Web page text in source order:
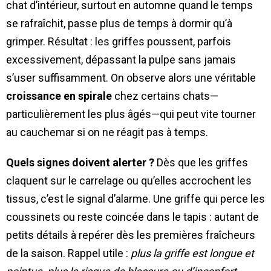
chat d’intérieur, surtout en automne quand le temps
se rafraîchit, passe plus de temps à dormir qu’à
grimper. Résultat : les griffes poussent, parfois
excessivement, dépassant la pulpe sans jamais
s’user suffisamment. On observe alors une véritable
croissance en spirale chez certains chats—
particulièrement les plus âgés—qui peut vite tourner
au cauchemar si on ne réagit pas à temps.
Quels signes doivent alerter ? Dès que les griffes
claquent sur le carrelage ou qu’elles accrochent les
tissus, c’est le signal d’alarme. Une griffe qui perce les
coussinets ou reste coincée dans le tapis : autant de
petits détails à repérer dès les premières fraîcheurs
de la saison. Rappel utile : plus la griffe est longue et